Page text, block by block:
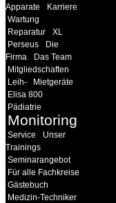
Apparate
Karriere
Wartung
Reparatur
XL
Perseus
Die
Firma
Das Team
Mitgliedschaften
Leih-
Mietgeräte
Elisa 800
Pädiatrie
Monitoring
Service
Unser
Trainings
Seminarangebot
Für alle Fachkreise
Gästebuch
Medizin-Techniker